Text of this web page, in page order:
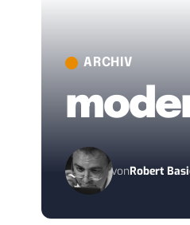
ARCHIV
vonRobert